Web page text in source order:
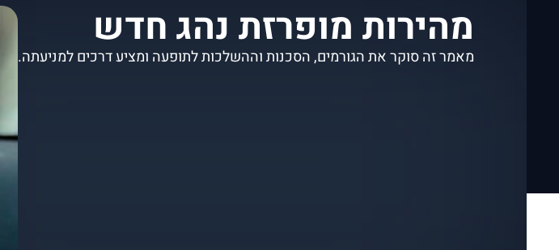
מהירות מופרזת נהג חדש
מאמר זה סוקר את הגורמים, הסכנות וההשלכות לתופעה ומציע דרכים למניעתה.